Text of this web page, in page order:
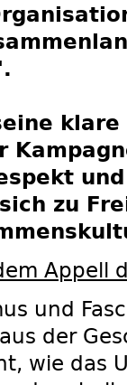
zu
Appell
und
der
wie das